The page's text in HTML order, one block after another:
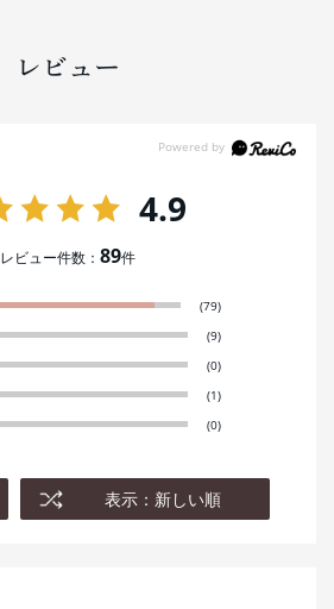
レビュー
4.9
レビュー件数： 89件
(79)
(9)
(0)
(1)
(0)
表示：新しい順